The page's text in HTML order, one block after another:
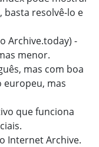
basta resolvê-lo e
Archive.today) -
menor.
mas com boa
europeu, mas
que funciona
Internet Archive.